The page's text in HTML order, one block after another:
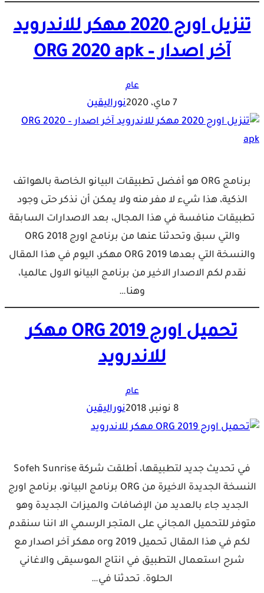
تنزيل اورج 2020 مهكر للاندرويد
آخر اصدار – ORG 2020 apk
عام
7 ماي، 2020 نوراليقين
برنامج ORG هو أفضل تطبيقات البيانو الخاصة بالهواتف
الذكية، هذا شيء لا مفر منه ولا يمكن أن نذكر حتى وجود
تطبيقات منافسة في هذا المجال، بعد الاصدارات السابقة
والتي سبق وتحدثنا عنها من برنامج اورج ORG 2018
والنسخة التي بعدها ORG 2019 مهكر، اليوم في هذا المقال
نقدم لكم الاصدار الاخير من برنامج البيانو الاول عالميا،
وهنا…
تحميل اورج ORG 2019 مهكر
للاندرويد
عام
8 نونبر، 2018 نوراليقين
في تحديث جديد لتطبيقها، أطلقت شركة Sofeh Sunrise
النسخة الجديدة الاخيرة من ORG برنامج البيانو، برنامج اورج
الجديد جاء بالعديد من الإضافات والميزات الجديدة وهو
متوفر للتحميل المجاني على المتجر الرسمي الا اننا سنقدم
لكم في هذا المقال تحميل org 2019 مهكر آخر اصدار مع
شرح استعمال التطبيق في انتاج الموسيقى والاغاني
الحلوة. تحدثنا في…